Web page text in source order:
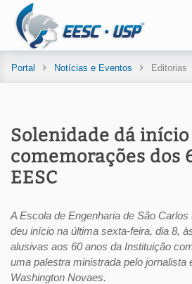
Portal Notícias e Eventos Editorias
Solenidade dá início
comemorações dos
EESC
A Escola de Engenharia de São
deu início na última sexta-feira, dia 8,
alusivas aos 60 anos da Instituição
uma palestra ministrada pelo jornalista
Washington Novaes.